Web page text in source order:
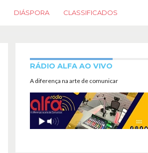
DIÁSPORA CLASSIFICADOS
RÁDIO ALFA AO VIVO
A diferença na arte de comunicar